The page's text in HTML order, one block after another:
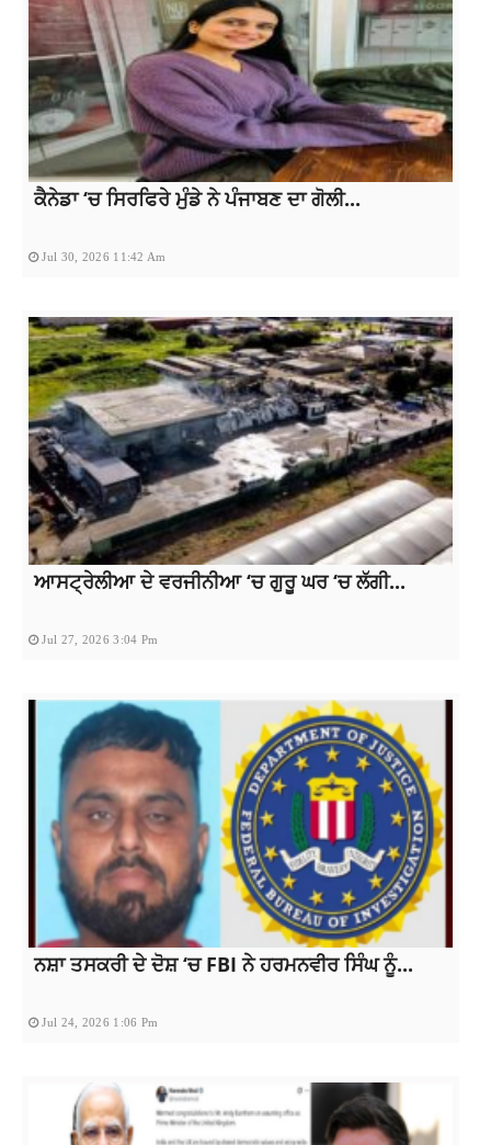
ਕੈਨੇਡਾ ‘ਚ ਸਿਰਫਿਰੇ ਮੁੰਡੇ ਨੇ ਪੰਜਾਬਣ ਦਾ ਗੋਲੀ...
Jul 30, 2026 11:42 Am
ਆਸਟ੍ਰੇਲੀਆ ਦੇ ਵਰਜੀਨੀਆ ‘ਚ ਗੁਰੂ ਘਰ ‘ਚ ਲੱਗੀ...
Jul 27, 2026 3:04 Pm
ਨਸ਼ਾ ਤਸਕਰੀ ਦੇ ਦੋਸ਼ ‘ਚ FBI ਨੇ ਹਰਮਨਵੀਰ ਸਿੰਘ ਨੂੰ...
Jul 24, 2026 1:06 Pm